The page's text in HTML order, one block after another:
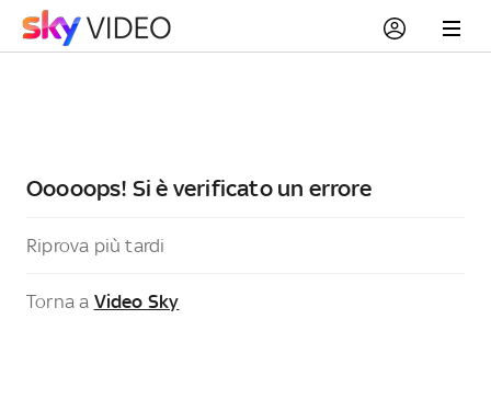
Ooooops! Si è verificato un errore
Riprova più tardi
Torna a Video Sky